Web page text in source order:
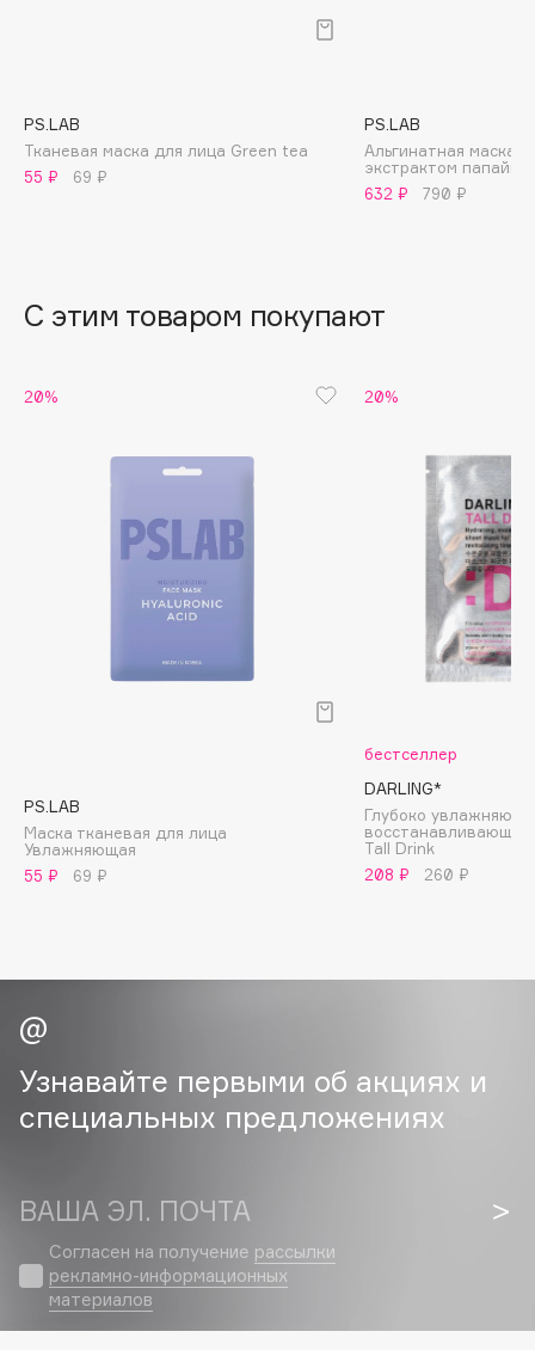
Balmain Hair Couture
Banderas
Beauty Pati
Bebble
BORK
Brunello Cucinelli
Bvlgari
Byredo
C
Cadence
Carmex
Carolina Herrera
Catrice
Celimax
PS.LAB
Тканевая маска для лица Green tea
55 ₽
69 ₽
PS.LAB
Альгинатная маска
экстрактом папайи
632 ₽
790 ₽
С этим товаром покупают
20%
PS.LAB
Маска тканевая для лица
Увлажняющая
55 ₽
69 ₽
20%
бестселлер
DARLING*
Глубоко
восстанавливающая
Tall Drink
208 ₽
260 ₽
Узнавайте первыми об акциях и
специальных предложениях
ВАША ЭЛ. ПОЧТА
Согласен на получение рассылки
рекламно-информационных
материалов